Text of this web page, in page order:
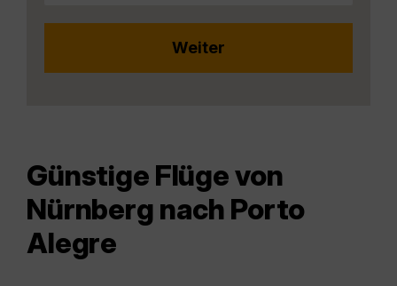
Günstige Flüge von
Nürnberg nach Porto
Alegre